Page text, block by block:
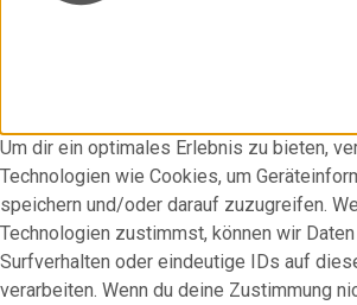
Um dir ein optimales Erlebnis zu bieten,
Technologien wie Cookies, um
speichern und/oder darauf zuzugreifen.
Technologien zustimmst, können wir
Surfverhalten oder eindeutige IDs auf
verarbeiten. Wenn du deine Zustimmung